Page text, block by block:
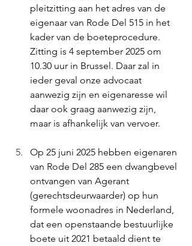
pleitzitting aan het adres van de
eigenaar van Rode Del 515 in het
kader van de boeteprocedure.
Zitting is 4 september 2025 om
10.30 uur in Brussel. Daar zal in
ieder geval onze advocaat
aanwezig zijn en eigenaresse wil
daar ook graag aanwezig zijn,
maar is afhankelijk van vervoer.
Op 25 juni 2025 hebben eigenaren
van Rode Del 285 een dwangbevel
ontvangen van Agerant
(gerechtsdeurwaarder) op hun
formele woonadres in Nederland,
dat een openstaande bestuurlijke
boete uit 2021 betaald dient te